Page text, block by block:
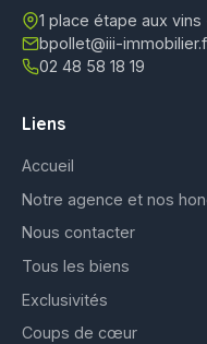
1 place étape aux
bpollet@iii-
02 48 58 18 19
Liens
Accueil
Notre agence et nos
Nous contacter
Tous les biens
Exclusivités
Coups de cœur